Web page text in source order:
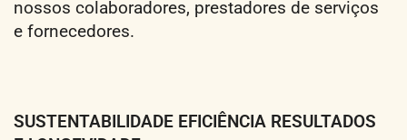
nossos colaboradores, prestadores de serviços
e fornecedores.
SUSTENTABILIDADE EFICIÊNCIA RESULTADOS